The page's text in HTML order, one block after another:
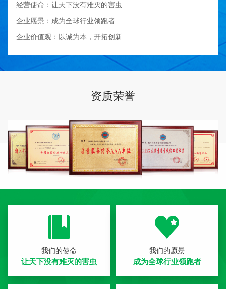
经营使命：让天下没有难灭的害虫
企业愿景：成为全球行业领跑者
企业价值观：以诚为本，开拓创新
资质荣誉
我们的使命
让天下没有难灭的害虫
我们的愿景
成为全球行业领跑者